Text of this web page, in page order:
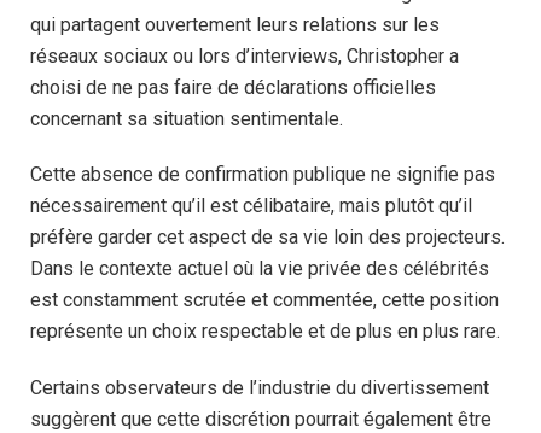
qui partagent ouvertement leurs relations sur les
réseaux sociaux ou lors d’interviews, Christopher a
choisi de ne pas faire de déclarations officielles
concernant sa situation sentimentale.
Cette absence de confirmation publique ne signifie pas
nécessairement qu’il est célibataire, mais plutôt qu’il
préfère garder cet aspect de sa vie loin des projecteurs.
Dans le contexte actuel où la vie privée des célébrités
est constamment scrutée et commentée, cette position
représente un choix respectable et de plus en plus rare.
Certains observateurs de l’industrie du divertissement
suggèrent que cette discrétion pourrait également être